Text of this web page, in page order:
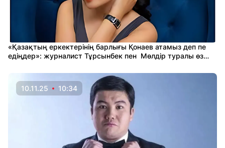
«Қазақтың еркектерінің барлығы Қонаев атамыз деп пе
едіңдер»: журналист Тұрсынбек пен Мөлдір туралы өз
10.11.25 10:34